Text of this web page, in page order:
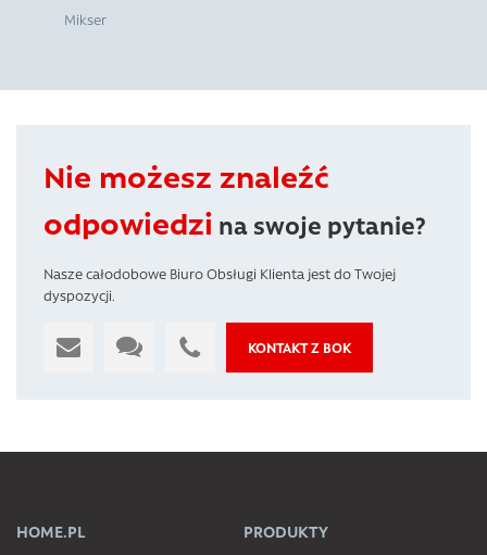
Mikser
Nie możesz znaleźć
odpowiedzi na swoje pytanie?
Nasze całodobowe Biuro Obsługi Klienta jest do Twojej
dyspozycji.
KONTAKT Z BOK
HOME.PL PRODUKTY